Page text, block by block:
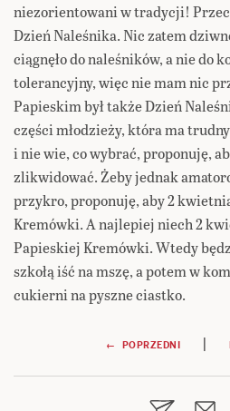
niezorientowani w tradycji!
Dzień Naleśnika. Nic zatem
ciągnęło do naleśników, a nie do
tolerancyjny, więc nie mam nic
Papieskim był także Dzień
części młodzieży, która ma
i nie wie, co wybrać, proponuję,
zlikwidować. Żeby jednak
przykro, proponuję, aby 2
Kremówki. A najlepiej niech 2
Papieskiej Kremówki. Wtedy
szkołą iść na mszę, a potem w
cukierni na pyszne ciastko.
Nawigacja
wpisu
← POPRZEDNI |